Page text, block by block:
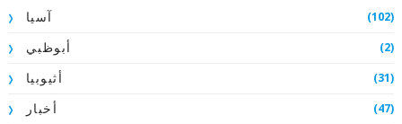
آسيا (102)
أبوظبي (2)
أثيوبيا (31)
أخبار (47)